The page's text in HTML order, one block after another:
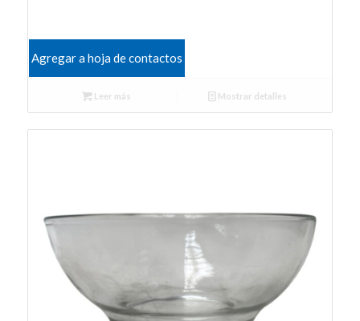
Agregar a hoja de contactos
Leer más Mostrar detalles